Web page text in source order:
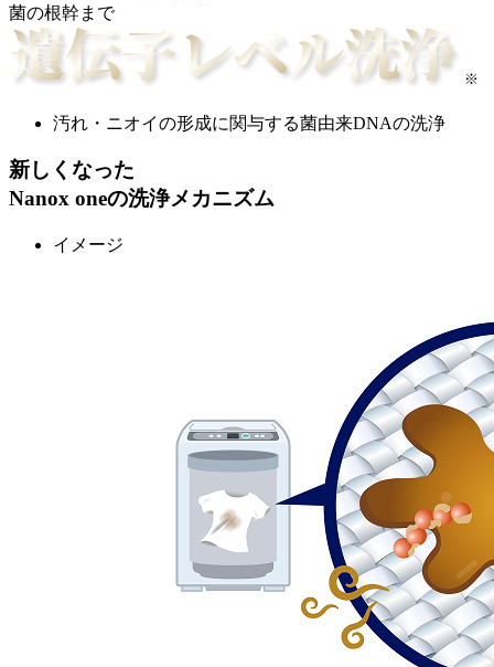
菌の根幹まで
※
汚れ・ニオイの形成に関与する菌由来DNAの洗浄
新しくなった
Nanox oneの洗浄メカニズム
イメージ